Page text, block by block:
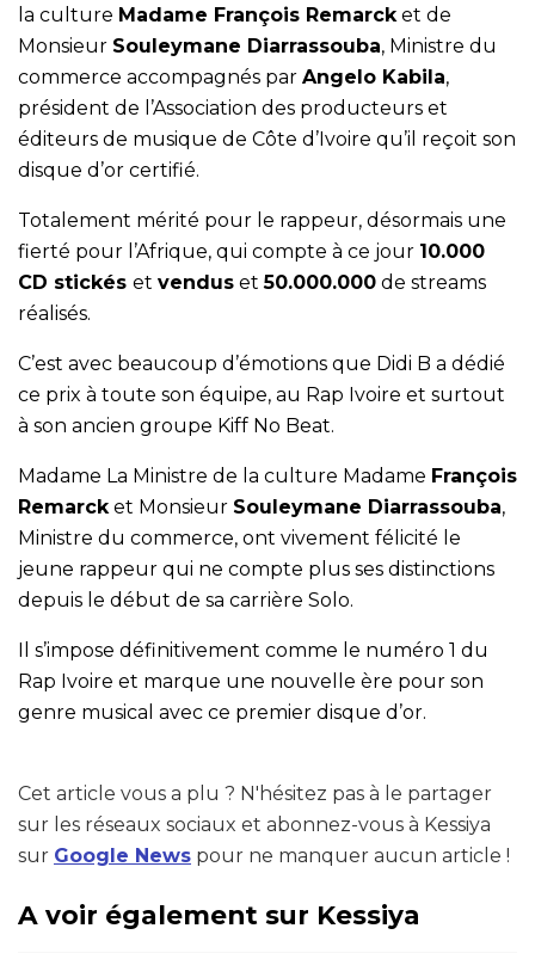
la culture Madame François Remarck et de
Monsieur Souleymane Diarrassouba, Ministre du
commerce accompagnés par Angelo Kabila,
président de l’Association des producteurs et
éditeurs de musique de Côte d’Ivoire qu’il reçoit son
disque d’or certifié.
Totalement mérité pour le rappeur, désormais une
fierté pour l’Afrique, qui compte à ce jour 10.000
CD stickés et vendus et50.000.000 de streams
réalisés.
C’est avec beaucoup d’émotions que Didi B a dédié
ce prix à toute son équipe, au Rap Ivoire et surtout
à son ancien groupe Kiff No Beat.
Madame La Ministre de la culture Madame François
Remarck et Monsieur Souleymane Diarrassouba,
Ministre du commerce, ont vivement félicité le
jeune rappeur qui ne compte plus ses distinctions
depuis le début de sa carrière Solo.
Il s’impose définitivement comme le numéro 1 du
Rap Ivoire et marque une nouvelle ère pour son
genre musical avec ce premier disque d’or.
Cet article vous a plu ? N'hésitez pas à le partager
sur les réseaux sociaux et abonnez-vous à Kessiya
sur Google News pour ne manquer aucun article !
A voir également sur Kessiya